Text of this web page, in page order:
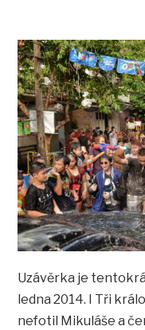
Uzávěrka je
ledna 2014. I Tři
nefotil Mikuláše a